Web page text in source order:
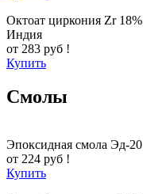
Октоат циркония Zr 18%
Индия
от 283 руб !
Купить
Смолы
Эпоксидная смола Эд-20
от 224 руб !
Купить